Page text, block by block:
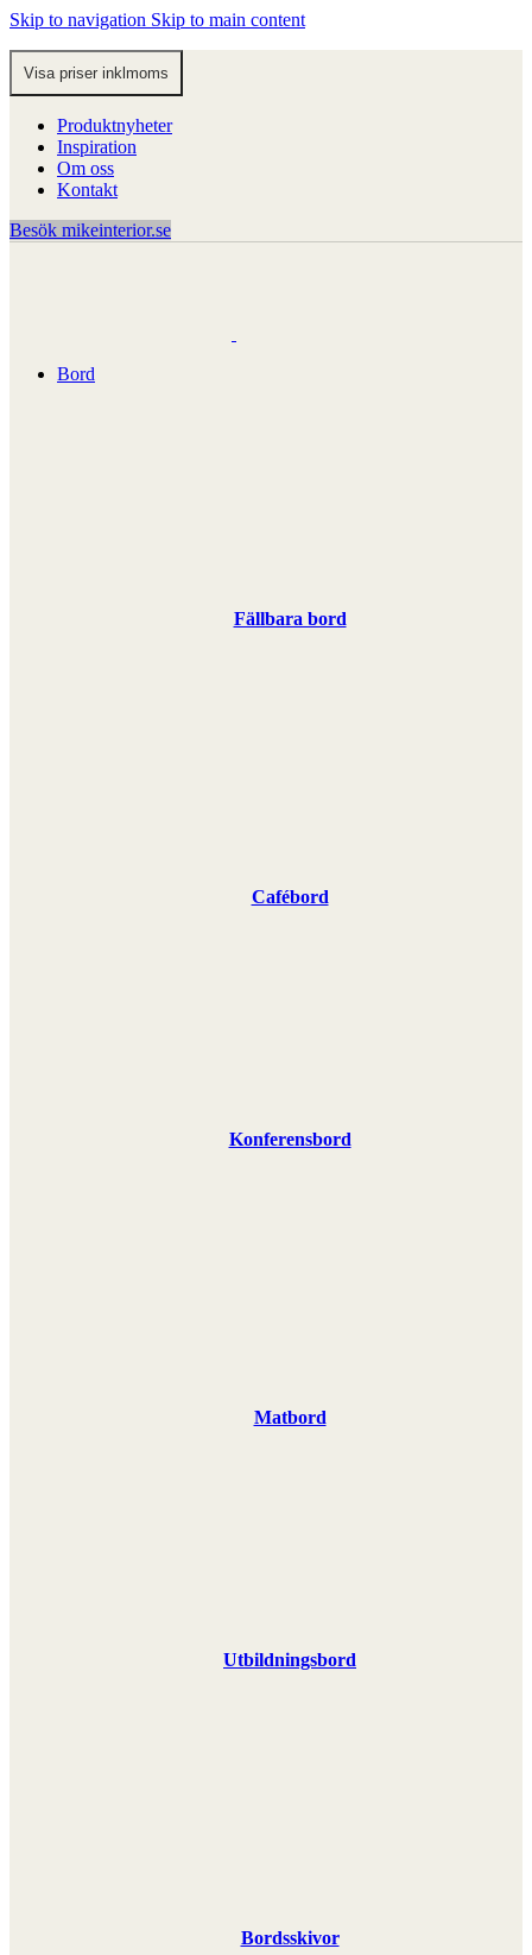
Skip to navigation Skip to main content
Produktnyheter
Inspiration
Om oss
Kontakt
Besök mikeinterior.se
Bord
Fällbara bord
Cafébord
Konferensbord
Matbord
Utbildningsbord
Bordsskivor